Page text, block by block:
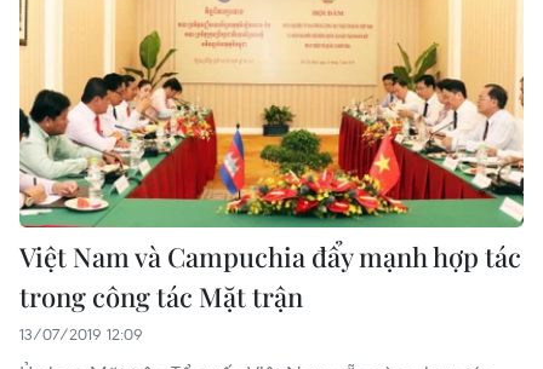
Việt Nam và Campuchia đẩy mạnh hợp tác
trong công tác Mặt trận
13/07/2019 12:09